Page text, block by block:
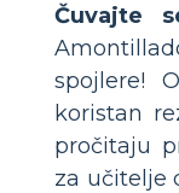
Čuvajte
spojlere!
koristan
pročitaju
za učitelje